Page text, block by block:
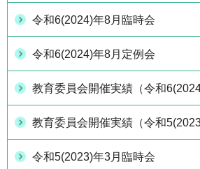
令和6(2024)年8月臨時会
令和6(2024)年8月定例会
教育委員会開催実績（令和
教育委員会開催実績（令和
令和5(2023)年3月臨時会